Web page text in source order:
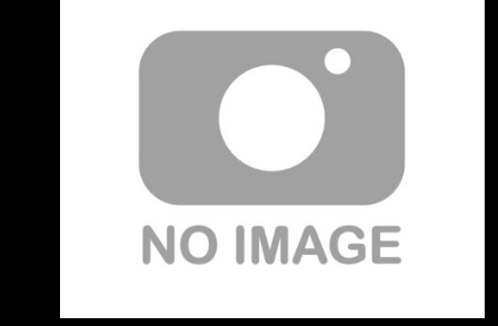
卷的更誇張 也不能這樣
從北部運回南部。 題外話： 板上不時的會有很
多選車文，其中很常見的建議就是 「直上大台
的，中量級你遲早會騎膩」 （例如07 09怎麼
選） 這個以過來人的角度確實是正確的， 加上
車子一買一賣還要花費一堆時間金錢， 不過換
個角度來看，這種升級的興奮感， 中間花時間
做的功課，等到最後搞定的成就感， 其實也是
一種快樂啦。 回歸正題，如果要北上過戶